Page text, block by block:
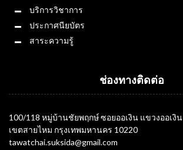
บริการวิชาการ
ประกาศนียบัตร
สาระความรู้
ช่องทางติดต่อ
100/118 หมู่บ้านชัยพฤกษ์ ซอยออเงิน แขวงออเงิน
เขตสายไหม กรุงเทพมหานคร 10220
tawatchai.suksida@gmail.com